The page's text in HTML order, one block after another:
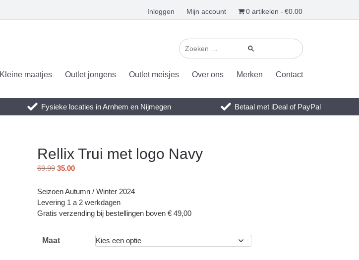
Inloggen Mijn account 0 artikelen €0.00
Kleine maatjes Outlet jongens Outlet meisjes Over ons Merken Contact
Fysieke locaties in Arnhem en Nijmegen Betaal met iDeal of PayPal
Rellix Trui met logo Navy
69.99 35.00
Seizoen Autumn / Winter 2024
Levering 1 a 2 werkdagen
Gratis verzending bij bestellingen boven € 49,00
Maat